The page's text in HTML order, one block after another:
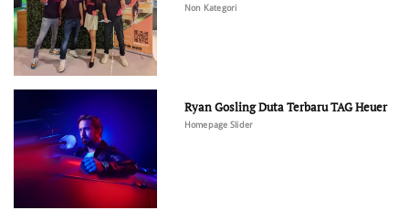
Non Kategori
Ryan Gosling Duta Terbaru TAG Heuer
Homepage Slider